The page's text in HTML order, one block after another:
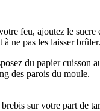
feu, ajoutez le
ne pas les laisser brûler.
du papier cuisson
des parois du moule.
sur votre part de